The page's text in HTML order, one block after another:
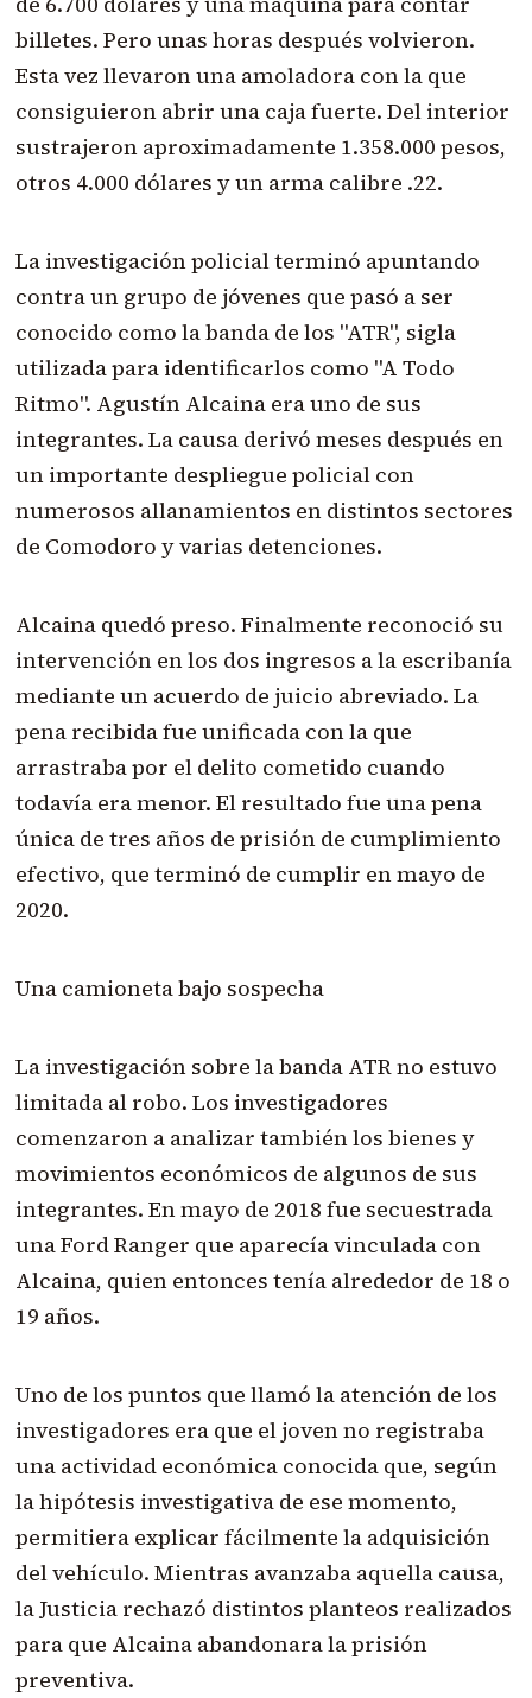
billetes. Pero unas horas después volvieron.
Esta vez llevaron una amoladora con la que
consiguieron abrir una caja fuerte. Del interior
sustrajeron aproximadamente 1.358.000 pesos,
otros 4.000 dólares y un arma calibre .22.
La investigación policial terminó apuntando
contra un grupo de jóvenes que pasó a ser
conocido como la banda de los "ATR", sigla
utilizada para identificarlos como "A Todo
Ritmo". Agustín Alcaina era uno de sus
integrantes. La causa derivó meses después en
un importante despliegue policial con
numerosos allanamientos en distintos sectores
de Comodoro y varias detenciones.
Alcaina quedó preso. Finalmente reconoció su
intervención en los dos ingresos a la escribanía
mediante un acuerdo de juicio abreviado. La
pena recibida fue unificada con la que
arrastraba por el delito cometido cuando
todavía era menor. El resultado fue una pena
única de tres años de prisión de cumplimiento
efectivo, que terminó de cumplir en mayo de
2020.
Una camioneta bajo sospecha
La investigación sobre la banda ATR no estuvo
limitada al robo. Los investigadores
comenzaron a analizar también los bienes y
movimientos económicos de algunos de sus
integrantes. En mayo de 2018 fue secuestrada
una Ford Ranger que aparecía vinculada con
Alcaina, quien entonces tenía alrededor de 18 o
19 años.
Uno de los puntos que llamó la atención de los
investigadores era que el joven no registraba
una actividad económica conocida que, según
la hipótesis investigativa de ese momento,
permitiera explicar fácilmente la adquisición
del vehículo. Mientras avanzaba aquella causa,
la Justicia rechazó distintos planteos realizados
para que Alcaina abandonara la prisión
preventiva.